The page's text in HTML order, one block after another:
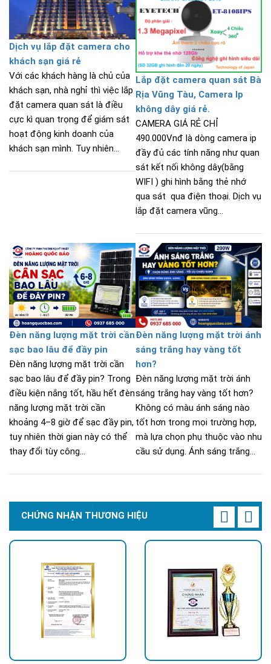
Dịch vụ lắp đặt camera cho
khách sạn giá rẻ
Với các khách hàng là chủ của
khách sạn, nhà nghỉ thì việc lắp
đặt camera quan sát là điều
cực kì quan trọng để giám sát
hoạt động kinh doanh của
khách sạn mình. Tuy nhiên...
Lắp đặt camera quan sát Bà
Rịa Vũng Tàu, Camera Ip
không dây giá rẻ.
CAMERA GIÁ RẺ CHỈ
490.000Vnđ là dòng camera ip
đầy đủ các tính năng như quan
sát kết nối không dây(bằng
WIFI ) ghi hình bằng thẻ nhớ
qua sát qua điện thoại. Dịch vụ
lắp đặt camera vũng...
Đèn năng lượng mặt trời cần
sạc bao lâu để đầy pin
Đèn năng lượng mặt trời cần
sạc bao lâu để đầy pin? Trong
điều kiện nắng tốt, hầu hết đèn
năng lượng mặt trời cần
khoảng 4–8 giờ để sạc đầy pin,
tuy nhiên thời gian này có thể
thay đổi tùy công...
Đèn năng lượng mặt trời ánh
sáng trắng hay vàng tốt
hơn?
Đèn năng lượng mặt trời ánh
sáng trắng hay vàng tốt hơn?
Không có màu ánh sáng nào
tốt hơn trong mọi trường hợp,
mà lựa chọn phụ thuộc vào nhu
cầu sử dụng. Ánh sáng trắng...
CHỨNG NHẬN THƯƠNG HIỆU